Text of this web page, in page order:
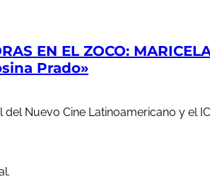
EN EL ZOCO:
Prado»
Nuevo Cine Latinoamericano y el